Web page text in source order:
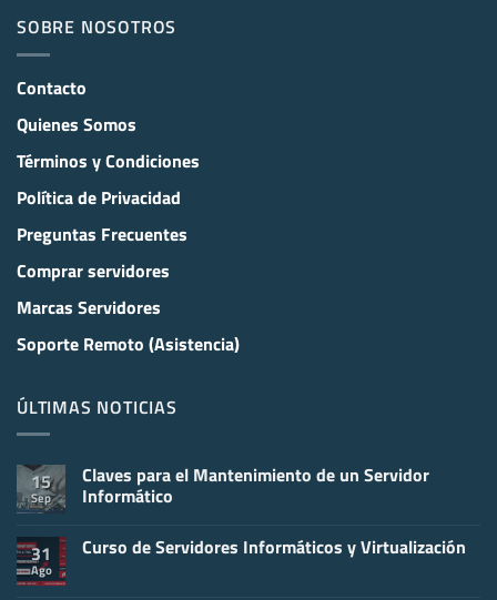
SOBRE NOSOTROS
Contacto
Quienes Somos
Términos y Condiciones
Política de Privacidad
Preguntas Frecuentes
Comprar servidores
Marcas Servidores
Soporte Remoto (Asistencia)
ÚLTIMAS NOTICIAS
15
Sep
Claves para el Mantenimiento de un Servidor
Informático
comentarios
31
Ago
Curso de Servidores Informáticos y Virtualización